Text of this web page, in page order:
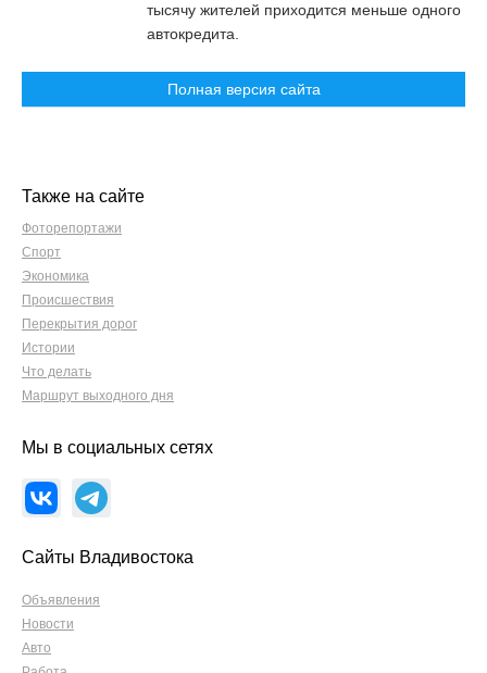
тысячу жителей приходится меньше одного
автокредита.
Полная версия сайта
Также на сайте
Фоторепортажи
Спорт
Экономика
Происшествия
Перекрытия дорог
Истории
Что делать
Маршрут выходного дня
Мы в социальных сетях
Сайты Владивостока
Объявления
Новости
Авто